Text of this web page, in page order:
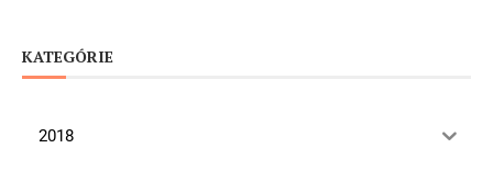
KATEGÓRIE
2018